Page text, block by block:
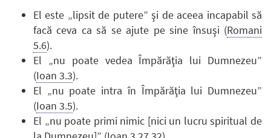
El este „lipsit de putere” şi de aceea incapabil să
facă ceva ca să se ajute pe sine însuşi (Romani
5.6).
El „nu poate vedea Împărăţia lui Dumnezeu”
(Ioan 3.3).
El „nu poate intra în Împărăţia lui Dumnezeu”
(Ioan 3.5).
El „nu poate primi nimic [nici un lucru spiritual de